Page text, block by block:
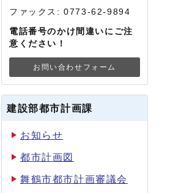
ファックス: 0773-62-9894
電話番号のかけ間違いにご注
意ください！
お問い合わせフォーム
建設部都市計画課
お知らせ
都市計画図
舞鶴市都市計画審議会